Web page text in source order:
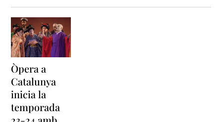
escenes d'una bellesa
Òpera a
Catalunya
inicia la
temporada